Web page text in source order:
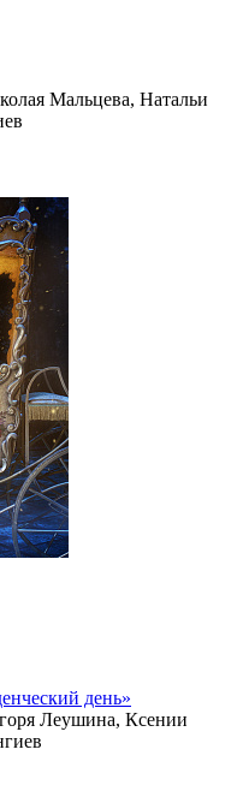
Мальцева, Натальи
день»
Леушина, Ксении